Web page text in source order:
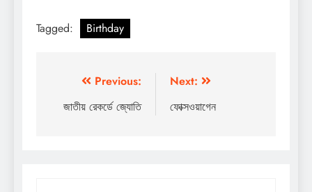
Tagged: Birthday
navigation
Previous:
জাতীয় রেকর্ডে জ্যোতি
Next:
ফোক্সওয়াগেন